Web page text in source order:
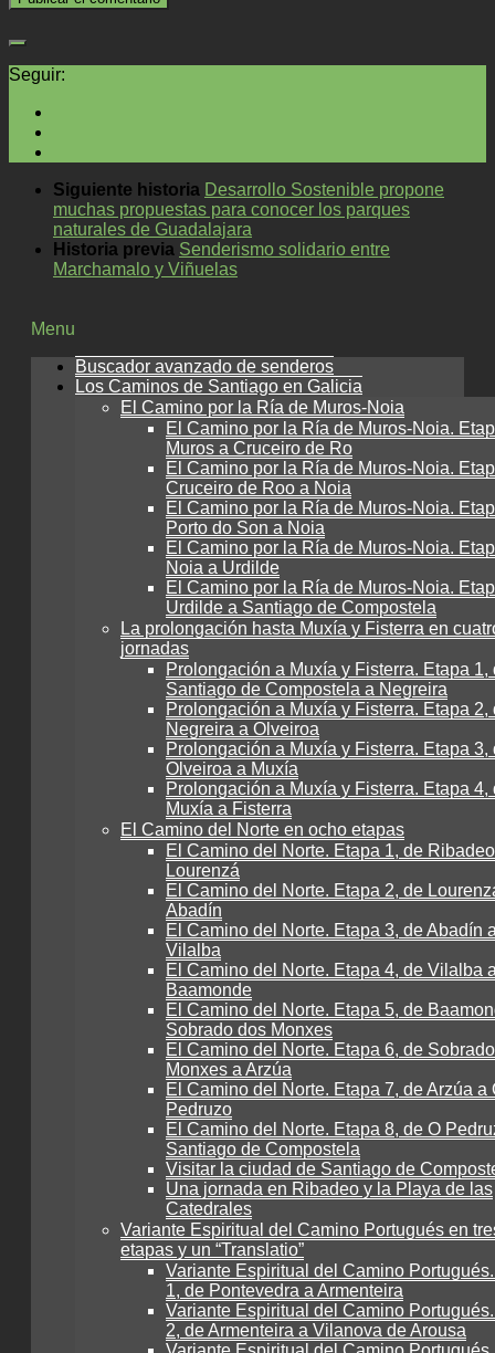
Seguir:
Siguiente historia Desarrollo Sostenible propone
muchas propuestas para conocer los parques
naturales de Guadalajara
Historia previa Senderismo solidario entre
Marchamalo y Viñuelas
Menu
Buscador avanzado de senderos
Los Caminos de Santiago en Galicia
El Camino por la Ría de Muros-Noia
El Camino por la Ría de Muros-Noia.
Muros a Cruceiro de Ro
El Camino por la Ría de Muros-Noia.
Cruceiro de Roo a Noia
El Camino por la Ría de Muros-Noia.
Porto do Son a Noia
El Camino por la Ría de Muros-Noia.
Noia a Urdilde
El Camino por la Ría de Muros-Noia.
Urdilde a Santiago de Compostela
La prolongación hasta Muxía y Fisterra en
jornadas
Prolongación a Muxía y Fisterra. Etapa 1,
Santiago de Compostela a Negreira
Prolongación a Muxía y Fisterra. Etapa 2,
Negreira a Olveiroa
Prolongación a Muxía y Fisterra. Etapa 3,
Olveiroa a Muxía
Prolongación a Muxía y Fisterra. Etapa 4,
Muxía a Fisterra
El Camino del Norte en ocho etapas
El Camino del Norte. Etapa 1, de
Lourenzá
El Camino del Norte. Etapa 2, de
Abadín
El Camino del Norte. Etapa 3, de Abadín
Vilalba
El Camino del Norte. Etapa 4, de Vilalba
Baamonde
El Camino del Norte. Etapa 5, de
Sobrado dos Monxes
El Camino del Norte. Etapa 6, de
Monxes a Arzúa
El Camino del Norte. Etapa 7, de Arzúa a
Pedruzo
El Camino del Norte. Etapa 8, de O
Santiago de Compostela
Visitar la ciudad de Santiago de
Una jornada en Ribadeo y la Playa de las
Catedrales
Variante Espiritual del Camino Portugués en
etapas y un “Translatio”
Variante Espiritual del Camino
1, de Pontevedra a Armenteira
Variante Espiritual del Camino
2, de Armenteira a Vilanova de Arousa